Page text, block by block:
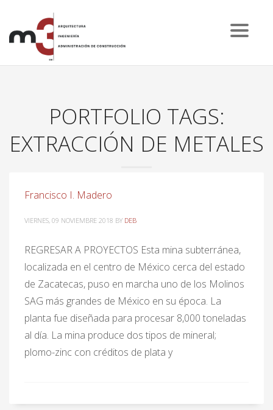
PORTFOLIO TAGS:
EXTRACCIÓN DE METALES
Francisco I. Madero
VIERNES, 09 NOVIEMBRE 2018 BY DEB
REGRESAR A PROYECTOS Esta mina subterránea,
localizada en el centro de México cerca del estado
de Zacatecas, puso en marcha uno de los Molinos
SAG más grandes de México en su época. La
planta fue diseñada para procesar 8,000 toneladas
al día. La mina produce dos tipos de mineral;
plomo-zinc con créditos de plata y